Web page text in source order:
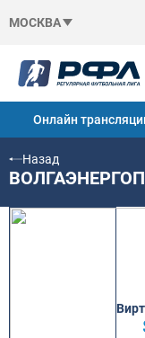
МОСКВА
Онлайн
Назад